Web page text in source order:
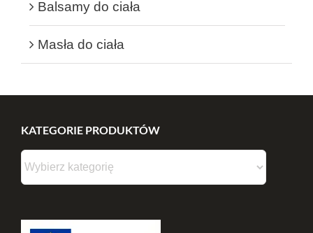
Balsamy do ciała
Masła do ciała
KATEGORIE PRODUKTÓW